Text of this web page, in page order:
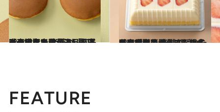
2024.8.9
【東京駅で買える】帰省時の手土産 老舗の「知る人ぞ知る」和菓子5選 スイーツなかのが逸品を渾身セレクト
グルメ 2024.8.9
【東京駅で買える】帰省時の手土産 老舗の隠れた名品「洋菓子」5選 スイーツなかのが外さない名品を厳選
グルメ
FEATURE